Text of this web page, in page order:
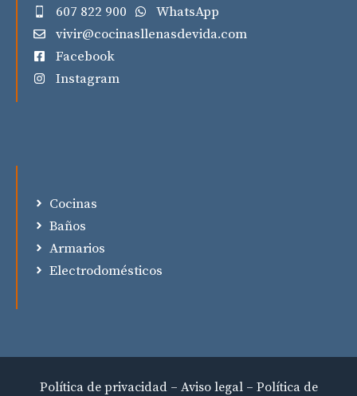
607 822 900
WhatsApp
vivir@cocinasllenasdevida.com
Facebook
Instagram
Cocinas
Baños
Armarios
Electrodomésticos
Política de privacidad – Aviso legal – Política de